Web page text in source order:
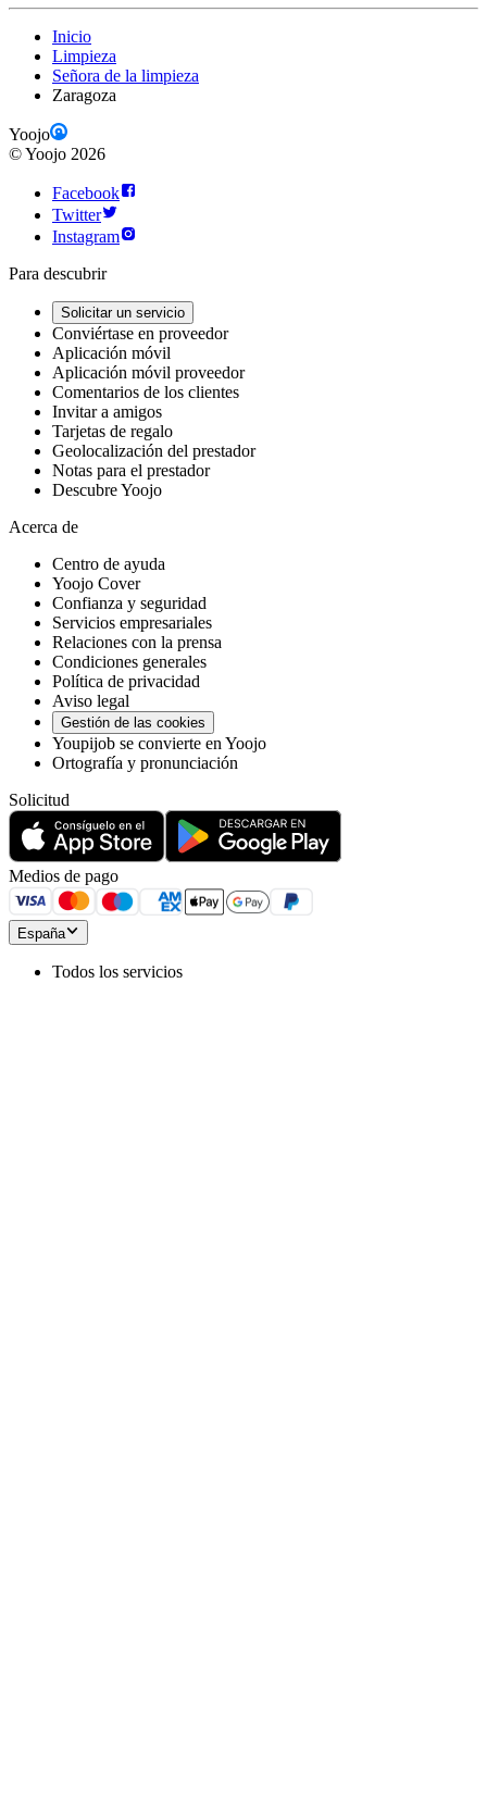
Inicio
Limpieza
Señora de la limpieza
Zaragoza
Yoojo
©Yoojo 2026
Facebook
Twitter
Instagram
Para descubrir
Solicitar un servicio
Conviértase en proveedor
Aplicación móvil
Aplicación móvil proveedor
Comentarios de los clientes
Invitar a amigos
Tarjetas de regalo
Geolocalización del prestador
Notas para el prestador
Descubre Yoojo
Acerca de
Centro de ayuda
Yoojo Cover
Confianza y seguridad
Servicios empresariales
Relaciones con la prensa
Condiciones generales
Política de privacidad
Aviso legal
Gestión de las cookies
Youpijob se convierte en Yoojo
Ortografía y pronunciación
Solicitud
Medios de pago
España
Todos los servicios